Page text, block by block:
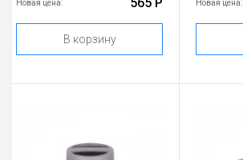
Новая цена: 565 Р
В корзину
Новая цена: